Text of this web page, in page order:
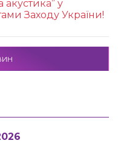
акустика” у
Заходу України!